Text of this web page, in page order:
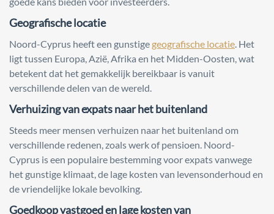
Geografische locatie
Noord-Cyprus heeft een gunstige geografische locatie. Het
ligt tussen Europa, Azië, Afrika en het Midden-Oosten, wat
betekent dat het gemakkelijk bereikbaar is vanuit
verschillende delen van de wereld.
Verhuizing van expats naar het buitenland
Steeds meer mensen verhuizen naar het buitenland om
verschillende redenen, zoals werk of pensioen. Noord-
Cyprus is een populaire bestemming voor expats vanwege
het gunstige klimaat, de lage kosten van levensonderhoud en
de vriendelijke lokale bevolking.
Goedkoop vastgoed en lage kosten van